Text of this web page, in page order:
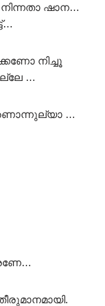
ഷാന…
നിച്ചൂ
…
…